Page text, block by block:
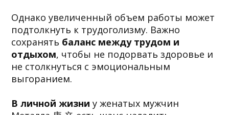
Однако увеличенный объем работы может
подтолкнуть к трудоголизму. Важно
сохранять баланс между трудом и
отдыхом, чтобы не подорвать здоровье и
не столкнуться с эмоциональным
выгоранием.
В личной жизни у женатых мужчин